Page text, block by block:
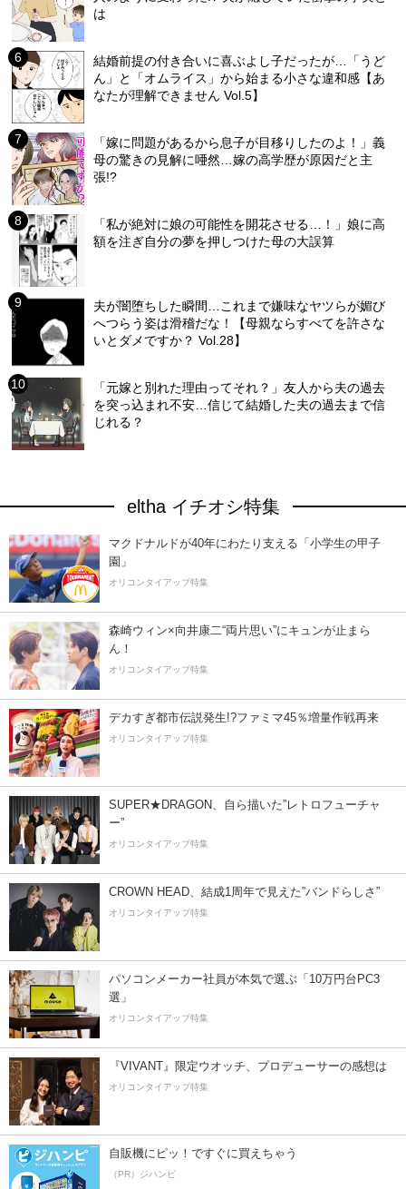
は
結婚前提の付き合いに喜ぶよし子だったが…「うど
ん」と「オムライス」から始まる小さな違和感【あ
なたが理解できません Vol.5】
「嫁に問題があるから息子が目移りしたのよ！」義
母の驚きの見解に唖然…嫁の高学歴が原因だと主
張!?
「私が絶対に娘の可能性を開花させる…！」娘に高
額を注ぎ自分の夢を押しつけた母の大誤算
夫が闇堕ちした瞬間…これまで嫌味なヤツらが媚び
へつらう姿は滑稽だな！【母親ならすべてを許さな
いとダメですか？ Vol.28】
「元嫁と別れた理由ってそれ？」友人から夫の過去
を突っ込まれ不安…信じて結婚した夫の過去まで信
じれる？
eltha イチオシ特集
マクドナルドが40年にわたり支える「小学生の甲子
園」
オリコンタイアップ特集
森崎ウィン×向井康二“両片思い”にキュンが止まら
ん！
オリコンタイアップ特集
デカすぎ都市伝説発生!?ファミマ45％増量作戦再来
オリコンタイアップ特集
SUPER★DRAGON、自ら描いた”レトロフューチャ
ー”
オリコンタイアップ特集
CROWN HEAD、結成1周年で見えた”バンドらしさ”
オリコンタイアップ特集
パソコンメーカー社員が本気で選ぶ「10万円台PC3
選」
オリコンタイアップ特集
『VIVANT』限定ウオッチ、プロデューサーの感想は
オリコンタイアップ特集
自販機にピッ！ですぐに買えちゃう
（PR）ジハンピ